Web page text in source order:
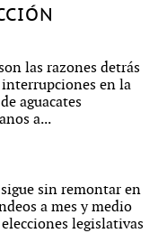
las razones detrás
interrupciones en la
aguacates
a...
sin remontar en
a mes y medio
legislativas